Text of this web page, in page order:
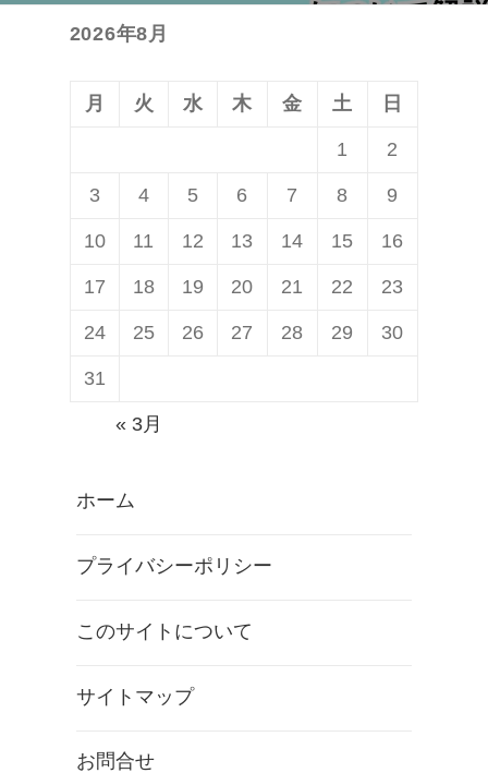
2026年8月
月 火 水 木 金 土 日
1 2
3 4 5 6 7 8 9
10 11 12 13 14 15 16
17 18 19 20 21 22 23
24 25 26 27 28 29 30
31
« 3月
ホーム
プライバシーポリシー
このサイトについて
サイトマップ
お問合せ